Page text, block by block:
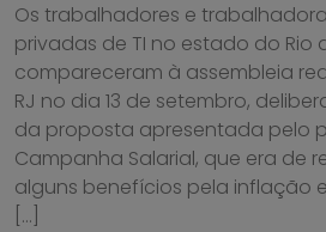
Os trabalhadores e
privadas de TI no estado do Rio
compareceram à assembleia
RJ no dia 13 de setembro,
da proposta apresentada pelo
Campanha Salarial, que era de
alguns benefícios pela inflação
[…]